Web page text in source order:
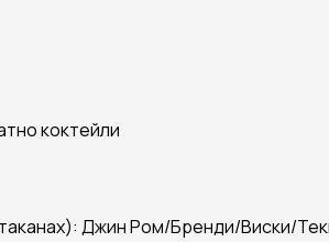
коктейли
Джин Ром/Бренди/Виски/